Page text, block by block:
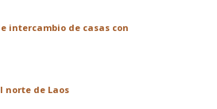
intercambio de casas con
norte de Laos